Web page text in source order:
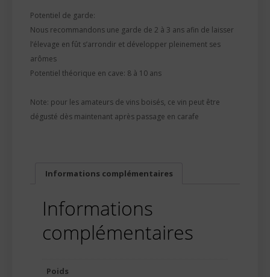
Potentiel de garde:
Nous recommandons une garde de 2 à 3 ans afin de laisser
l’élevage en fût s’arrondir et développer pleinement ses
arômes
Potentiel théorique en cave: 8 à 10 ans
Note: pour les amateurs de vins boisés, ce vin peut être
dégusté dès maintenant après passage en carafe
Informations complémentaires
Informations
complémentaires
Poids